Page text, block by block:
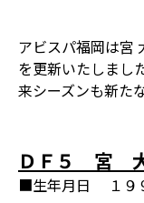
アビスパ福岡は宮
を更新いたしまし
来シーズンも新た
ＤＦ５ 宮
■生年月日
１９